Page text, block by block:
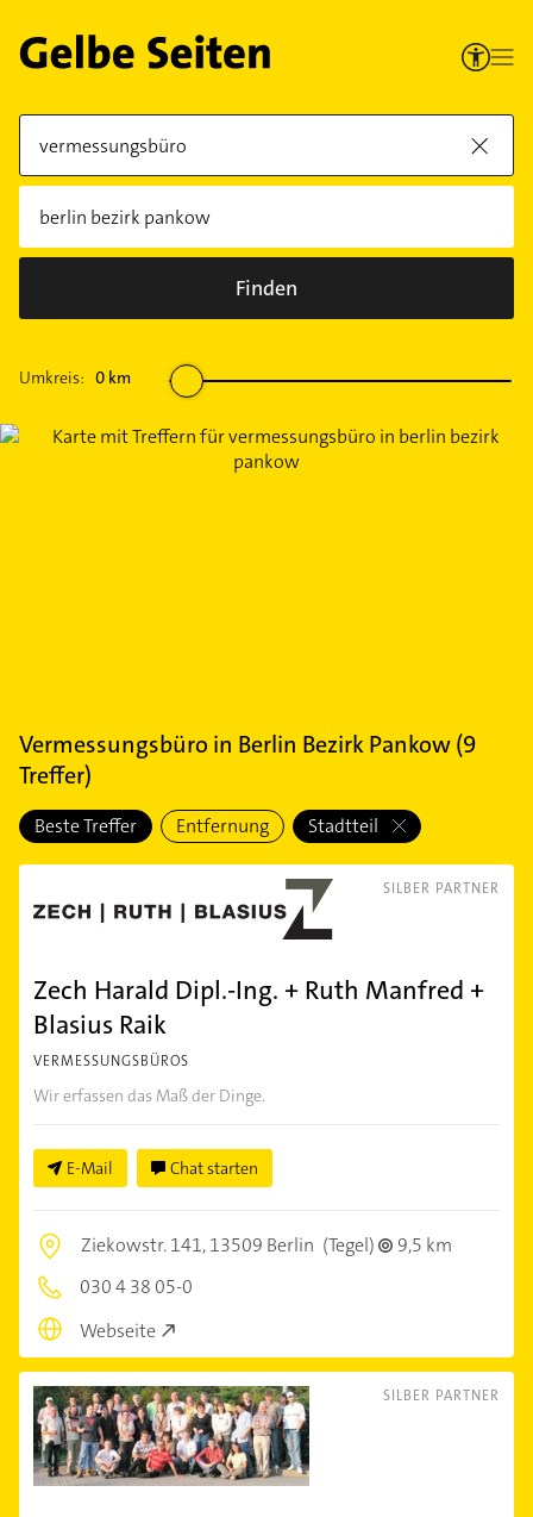
Finden
Umkreis: 0 km
Vermessungsbüro in Berlin Bezirk Pankow(9
Treffer)
Beste Treffer Entfernung Stadtteil
SILBER PARTNER
Zech Harald Dipl.-Ing. + Ruth Manfred +
Blasius Raik
VERMESSUNGSBÜROS
Wir erfassen das Maß der Dinge.
E-Mail Chat starten
Ziekowstr. 141,13509 Berlin (Tegel)
9,5 km
030 4 38 05-0
Webseite
SILBER PARTNER